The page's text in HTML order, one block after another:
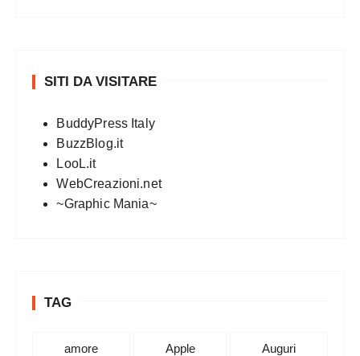
SITI DA VISITARE
BuddyPress Italy
BuzzBlog.it
LooL.it
WebCreazioni.net
~Graphic Mania~
TAG
amore Apple Auguri